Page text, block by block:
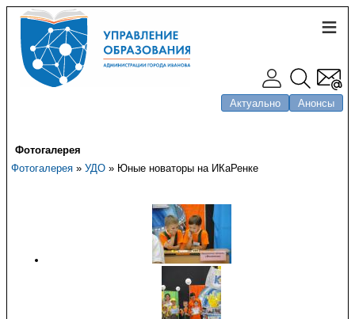
Актуально Анонсы
Фотогалерея
Фотогалерея » УДО » Юные новаторы на ИКаРенке